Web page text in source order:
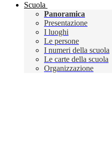
Scuola
Panoramica
Presentazione
I luoghi
Le persone
I numeri della scuola
Le carte della scuola
Organizzazione